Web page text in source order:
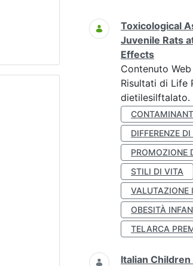
Ricerca
Toxicological
Juvenile Rats
Effects
Contenuto Web
Risultati di Life
dietilesilftalato.
DIFFERENZE DI
PROMOZIONE
STILI DI VITA
VALUTAZIONE
OBESITÀ
TELARCA
Italian